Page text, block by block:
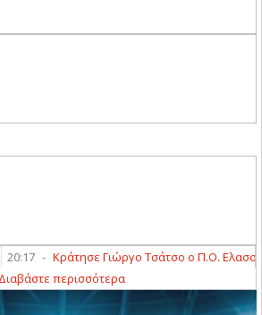
- Κράτησε Γιώργο Τσάτσο ο Π.Ο. Ελασσόνας
Διαβάστε περισσότερα